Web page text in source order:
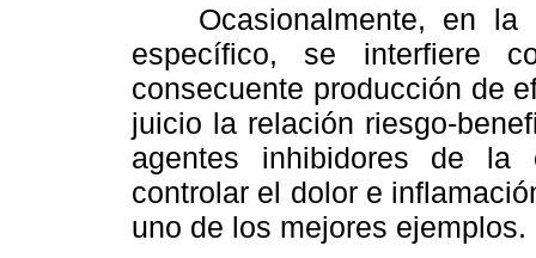
Ocasionalmente, en la
específico, se interfiere
consecuente producción de
juicio la relación riesgo-
agentes inhibidores de la
controlar el dolor e
uno de los mejores ejemplos.